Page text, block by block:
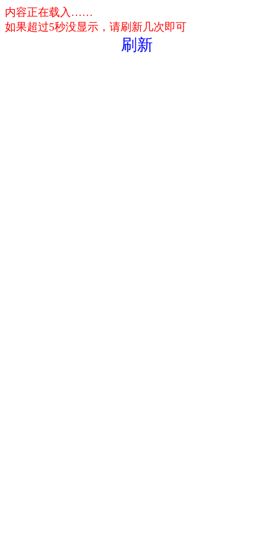
内容正在载入……
如果超过5秒没显示，请刷新几次即可
刷新